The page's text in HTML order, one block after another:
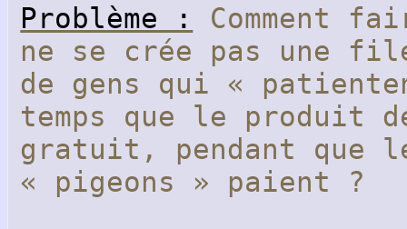
Problème :
Comment
ne se crée pas une
de gens qui «
temps que le produit
gratuit, pendant que
« pigeons » paient ?